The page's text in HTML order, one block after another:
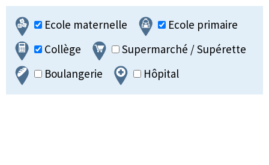
Ecole maternelle
Ecole primaire
Collège
Supermarché / Supérette
Boulangerie
Hôpital